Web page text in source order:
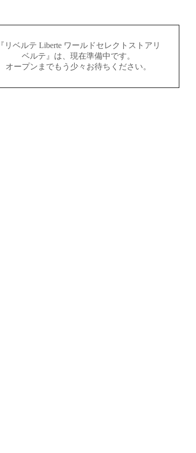
『リベルテ Liberte ワールドセレクトストアリ
ベルテ』は、現在準備中です。
オープンまでもう少々お待ちください。